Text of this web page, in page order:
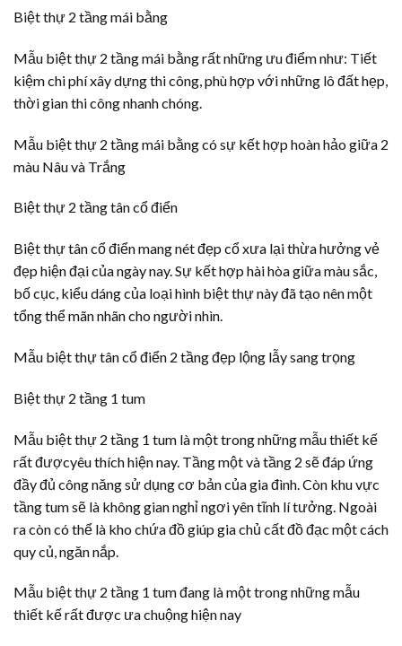
Biệt thự 2 tầng mái bằng
Mẫu biệt thự 2 tầng mái bằng rất những ưu điểm như: Tiết
kiệm chi phí xây dựng thi công, phù hợp với những lô đất hẹp,
thời gian thi công nhanh chóng.
Mẫu biệt thự 2 tầng mái bằng có sự kết hợp hoàn hảo giữa 2
màu Nâu và Trắng
Biệt thự 2 tầng tân cổ điển
Biệt thự tân cổ điển mang nét đẹp cổ xưa lại thừa hưởng vẻ
đẹp hiện đại của ngày nay. Sự kết hợp hài hòa giữa màu sắc,
bố cục, kiểu dáng của loại hình biệt thự này đã tạo nên một
tổng thể mãn nhãn cho người nhìn.
Mẫu biệt thự tân cổ điển 2 tầng đẹp lộng lẫy sang trọng
Biệt thự 2 tầng 1 tum
Mẫu biệt thự 2 tầng 1 tum là một trong những mẫu thiết kế
rất đượcyêu thích hiện nay. Tầng một và tầng 2 sẽ đáp ứng
đầy đủ công năng sử dụng cơ bản của gia đình. Còn khu vực
tầng tum sẽ là không gian nghỉ ngơi yên tĩnh lí tưởng. Ngoài
ra còn có thể là kho chứa đồ giúp gia chủ cất đồ đạc một cách
quy củ, ngăn nắp.
Mẫu biệt thự 2 tầng 1 tum đang là một trong những mẫu
thiết kế rất được ưa chuộng hiện nay